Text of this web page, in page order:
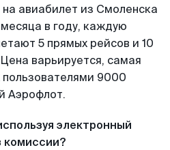
авиабилет из Смоленска
в году, каждую
5 прямых рейсов и 10
варьируется, самая
9000
Аэрофлот.
электронный
комиссии?